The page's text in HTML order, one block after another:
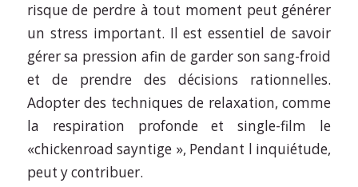
risque de perdre à tout moment peut générer
un stress important. Il est essentiel de savoir
gérer sa pression afin de garder son sang-froid
et de prendre des décisions rationnelles.
Adopter des techniques de relaxation, comme
la respiration profonde et single-film le
«chickenroad sayntige », Pendant l inquiétude,
peut y contribuer.